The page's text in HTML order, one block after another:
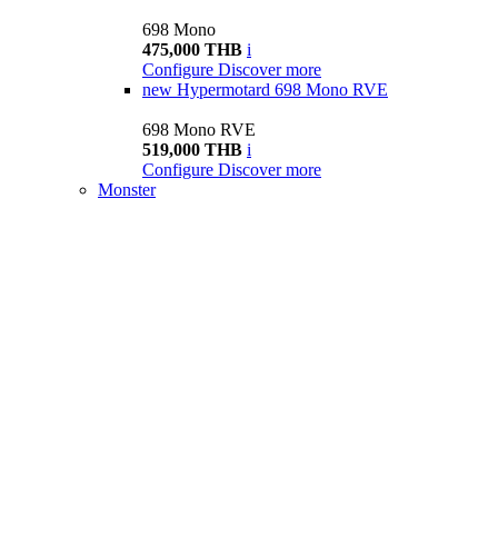
698 Mono
475,000 THB i
Configure Discover more
new Hypermotard 698 Mono RVE
698 Mono RVE
519,000 THB i
Configure Discover more
Monster